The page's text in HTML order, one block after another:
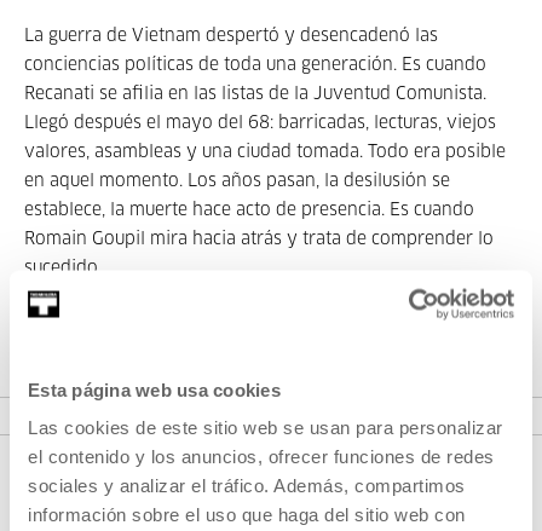
Esta página web usa cookies
Las cookies de este sitio web se usan para personalizar
el contenido y los anuncios, ofrecer funciones de redes
sociales y analizar el tráfico. Además, compartimos
información sobre el uso que haga del sitio web con
La guerra de Vietnam despertó y desencadenó las
conciencias políticas de toda una generación. Es cuando
Recanati se afilia en las listas de la Juventud Comunista.
Llegó después el mayo del 68: barricadas, lecturas, viejos
valores, asambleas y una ciudad tomada. Todo era posible
en aquel momento. Los años pasan, la desilusión se
establece, la muerte hace acto de presencia. Es cuando
Romain Goupil mira hacia atrás y trata de comprender lo
sucedido.
La película fue premiada con la Cámara de Oro en el